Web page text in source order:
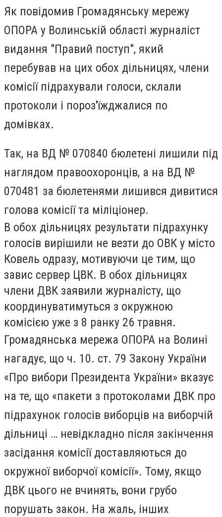
Як повідомив Громадянську мережу
ОПОРА у Волинській області журналіст
видання "Правий поступ", який
перебував на цих обох дільницях, члени
комісії підрахували голоси, склали
протоколи і пороз'їжджалися по
домівках.
Так, на ВД № 070840 бюлетені лишили під
наглядом правоохоронців, а на ВД №
070481 за бюлетенями лишився дивитися
голова комісії та міліціонер.
В обох дільницях результати підрахунку
голосів вирішили не везти до ОВК у місто
Ковель одразу, мотивуючи це тим, що
завис сервер ЦВК. В обох дільницях
члени ДВК заявили журналісту, що
координуватимуться з окружною
комісією уже з 8 ранку 26 травня.
Громадянська мережа ОПОРА на Волині
нагадує, що ч. 10. ст. 79 Закону України
«Про вибори Президента України» вказує
на те, що «пакети з протоколами ДВК про
підрахунок голосів виборців на виборчій
дільниці … невідкладно після закінчення
засідання комісії доставляються до
окружної виборчої комісії». Тому, якщо
ДВК цього не вчинять, вони грубо
порушать закон. На жаль, інших